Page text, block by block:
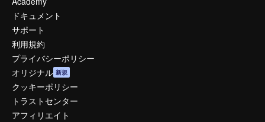
ドキュメント
サポート
利用規約
プライバシーポリシー
オリジナル 新規
クッキーポリシー
トラストセンター
アフィリエイト